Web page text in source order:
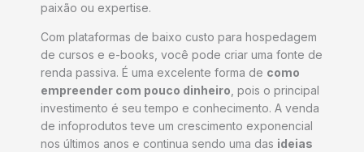
paixão ou expertise.
Com plataformas de baixo custo para hospedagem
de cursos e e-books, você pode criar uma fonte de
renda passiva. É uma excelente forma de como
empreender com pouco dinheiro, pois o principal
investimento é seu tempo e conhecimento. A venda
de infoprodutos teve um crescimento exponencial
nos últimos anos e continua sendo uma das ideias